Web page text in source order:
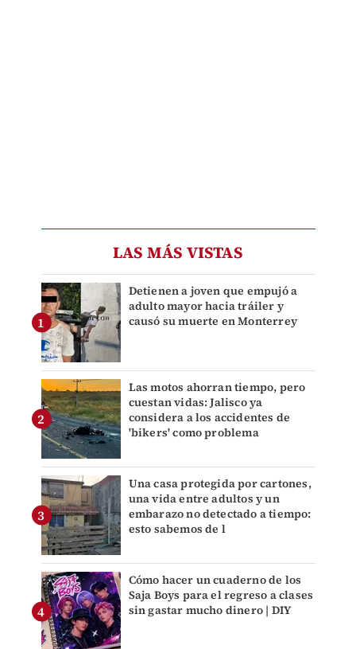
LAS MÁS VISTAS
Detienen a joven que empujó a
adulto mayor hacia tráiler y
causó su muerte en Monterrey
Las motos ahorran tiempo, pero
cuestan vidas: Jalisco ya
considera a los accidentes de
'bikers' como problema
Una casa protegida por cartones,
una vida entre adultos y un
embarazo no detectado a tiempo:
esto sabemos de l
Cómo hacer un cuaderno de los
Saja Boys para el regreso a clases
sin gastar mucho dinero | DIY